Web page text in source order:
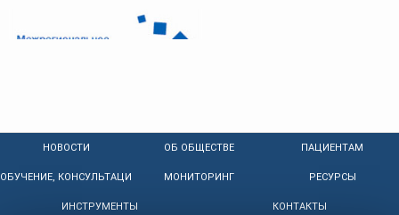
НОВОСТИ ОБ ОБЩЕСТВЕ ПАЦИЕНТАМ
ОБУЧЕНИЕ, КОНСУЛЬТАЦИИ МОНИТОРИНГ РЕСУРСЫ
ИНСТРУМЕНТЫ КОНТАКТЫ